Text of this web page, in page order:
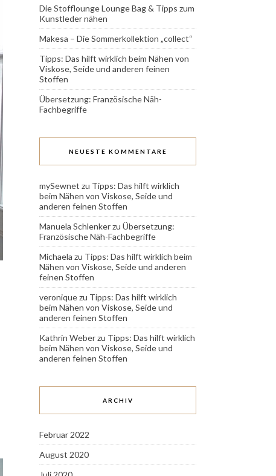
Die Stofflounge Lounge Bag & Tipps zum
Kunstleder nähen
Makesa – Die Sommerkollektion „collect“
Tipps: Das hilft wirklich beim Nähen von
Viskose, Seide und anderen feinen
Stoffen
Übersetzung: Französische Näh-
Fachbegriffe
NEUESTE KOMMENTARE
mySewnet zu Tipps: Das hilft wirklich
beim Nähen von Viskose, Seide und
anderen feinen Stoffen
Manuela Schlenkerzu Übersetzung:
Französische Näh-Fachbegriffe
Michaela zu Tipps: Das hilft wirklich beim
Nähen von Viskose, Seide und anderen
feinen Stoffen
veroniquezu Tipps: Das hilft wirklich
beim Nähen von Viskose, Seide und
anderen feinen Stoffen
Kathrin Weberzu Tipps: Das hilft wirklich
beim Nähen von Viskose, Seide und
anderen feinen Stoffen
ARCHIV
Februar 2022
August 2020